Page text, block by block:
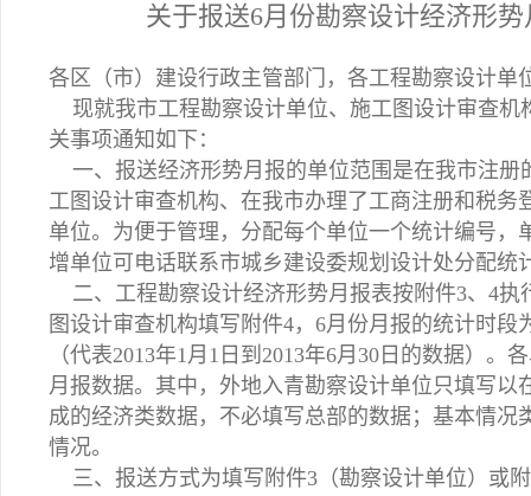
关于报送6月份勘察设计经济形
各区（市）建设行政主管部门，各工程勘察设计单
现就我市工程勘察设计单位、施工图设计审查机
关事项通知如下：
一、报送经济形势月报的单位范围是在我市注册
工图设计审查机构、在我市办理了工商注册和税务
单位。为便于管理，分配每个单位一个统计编号，
增单位可电话联系市城乡建设委规划设计处分配统
二、工程勘察设计经济形势月报表按附件3、4执
图设计审查机构填写附件4，6月份月报的统计时段
（代表2013年1月1日到2013年6月30日的数据）。
月报数据。其中，外地入青勘察设计单位只填写以
成的经济类数据，不必填写总部的数据；基本情况
情况。
三、 报送方式为填写附件3（勘察设计单位）或